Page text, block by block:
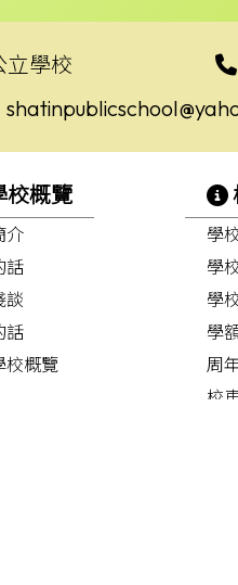
立學校
校概覽
介
話
談
話
校概覽
學
學
學
學
周
校